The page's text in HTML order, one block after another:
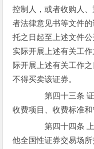
控制人，或者收购人
者法律意见书等文件
托之日起至上述文件
实际开展上述有关工
际开展上述有关工作
不得买卖该证券。
第四十三条 证
收费项目、收费标准和
第四十四条 上
他全国性证券交易场